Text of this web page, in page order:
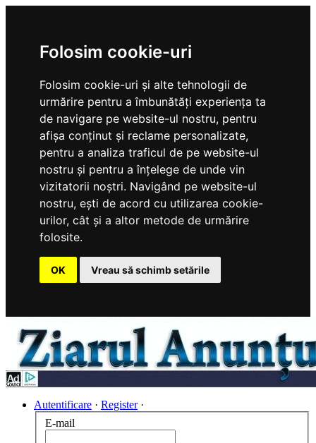
Folosim cookie-uri
Folosim cookie-uri și alte tehnologii de
urmărire pentru a îmbunătăți experiența ta
de navigare pe website-ul nostru, pentru
afișa conținut și reclame personalizate,
pentru a analiza traficul de pe website-ul
nostru și pentru a înțelege de unde vin
vizitatorii noștri. Navigând pe website-ul
nostru, ești de acord cu utilizarea cookie-
urilor, cât și a altor metode de urmărire
folosite.
OK Vreau să schimb setările
Autentificare · Register ·
E-mail